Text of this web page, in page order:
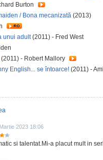
Burton
/ Bona mecanizată (2013)
unui adult(2011) - Fred West
(2011) - Robert Mallory
English... se întoarce! (2011) -
2023 18:06
si talentat.Mi-a placut mult in